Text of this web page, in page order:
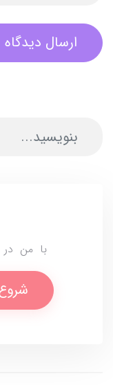
ارسال دیدگاه
با من در